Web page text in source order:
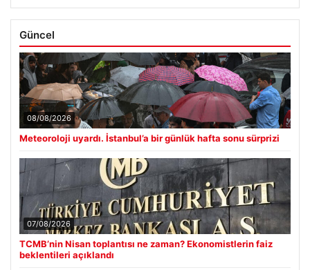
Güncel
08/08/2026
Meteoroloji uyardı. İstanbul’a bir günlük hafta sonu sürprizi
07/08/2026
TCMB’nin Nisan toplantısı ne zaman? Ekonomistlerin faiz
beklentileri açıklandı